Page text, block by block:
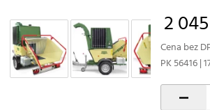
2
Cena bez
PK 56416 |
-